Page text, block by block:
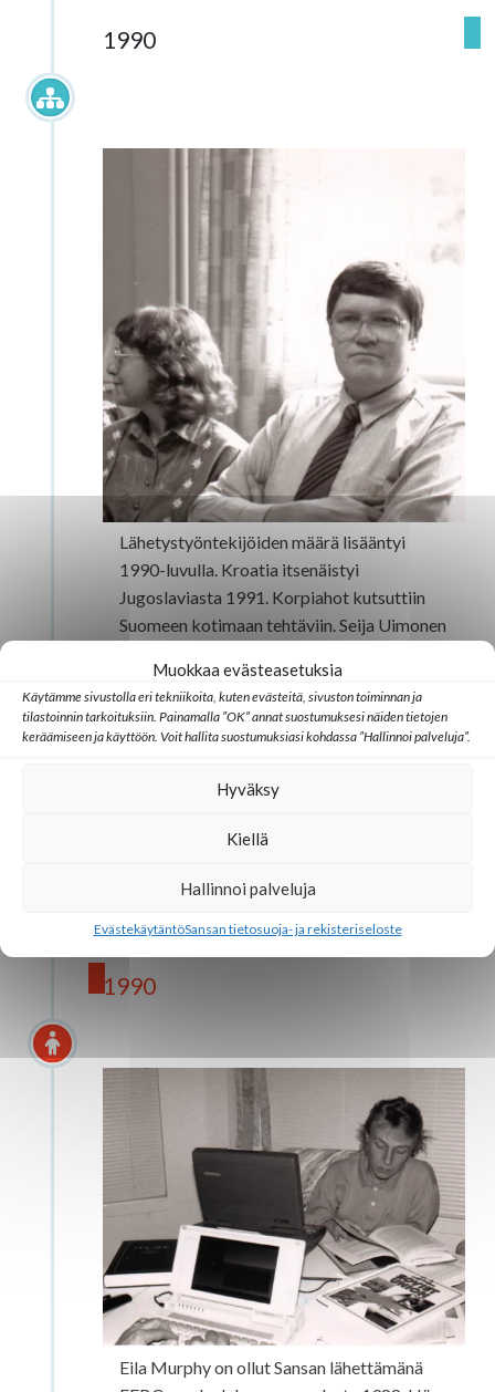
Muokkaa evästeasetuksia
Käytämme sivustolla eri tekniikoita, kuten evästeitä, sivuston toiminnan ja
tilastoinnin tarkoituksiin. Painamalla ”OK” annat suostumuksesi näiden tietojen
keräämiseen ja käyttöön. Voit hallita suostumuksiasi kohdassa ”Hallinnoi palveluja”.
Hyväksy
Kiellä
Hallinnoi palveluja
EvästekäytäntöSansan tietosuoja- ja rekisteriseloste
1990
Lähetystyöntekijöiden määrä lisääntyi
1990-luvulla. Kroatia itsenäistyi
Jugoslaviasta 1991. Korpiahot kutsuttiin
Suomeen kotimaan tehtäviin. Seija Uimonen
Kroatiaan 1990 yhdessä Raili Tapion
kanssa, ja he aloittivat työn Kutinan
alueella. Paula ja Erkki Pennanen aloittivat
Vinkovcin seurakunnassa 1997. Sansan
1990
Eila Murphy on ollut Sansan lähettämänä